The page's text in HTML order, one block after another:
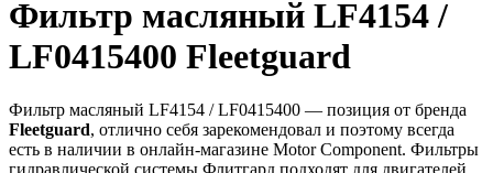
Фильтр масляный LF4154 /
LF0415400 Fleetguard
Фильтр масляный LF4154 / LF0415400 — позиция от бренда
Fleetguard, отлично себя зарекомендовал и поэтому всегда
есть в наличии в онлайн-магазине Motor Component. Фильтры